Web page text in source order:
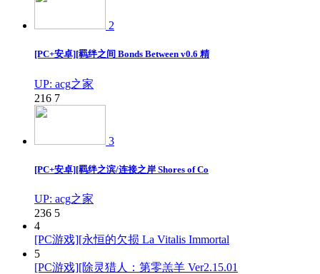
2
[PC+安卓][羁绊之间 Bonds Between v0.6 精
UP: acg之家
216 7
3
[PC+安卓][羁绊之滨/连接之岸 Shores of Co
UP: acg之家
236 5
4
[PC游戏][永恒的欠损 La Vitalis Immortal
5
[PC游戏][除灵猎人：第零羔羊 Ver2.15.01